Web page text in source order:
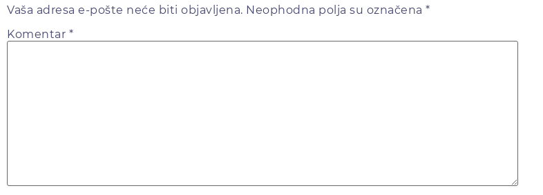
Vaša adresa e-pošte neće biti objavljena. Neophodna polja su označena *
Komentar *